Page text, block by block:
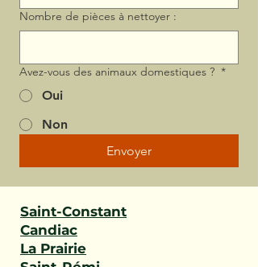
Nombre de pièces à nettoyer :
Avez-vous des animaux domestiques ? *
Oui
Non
Envoyer
Saint-Constant
Candiac
La Prairie